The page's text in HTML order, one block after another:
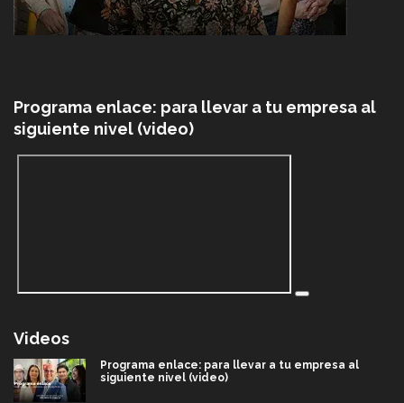
Programa enlace: para llevar a tu empresa al
siguiente nivel (video)